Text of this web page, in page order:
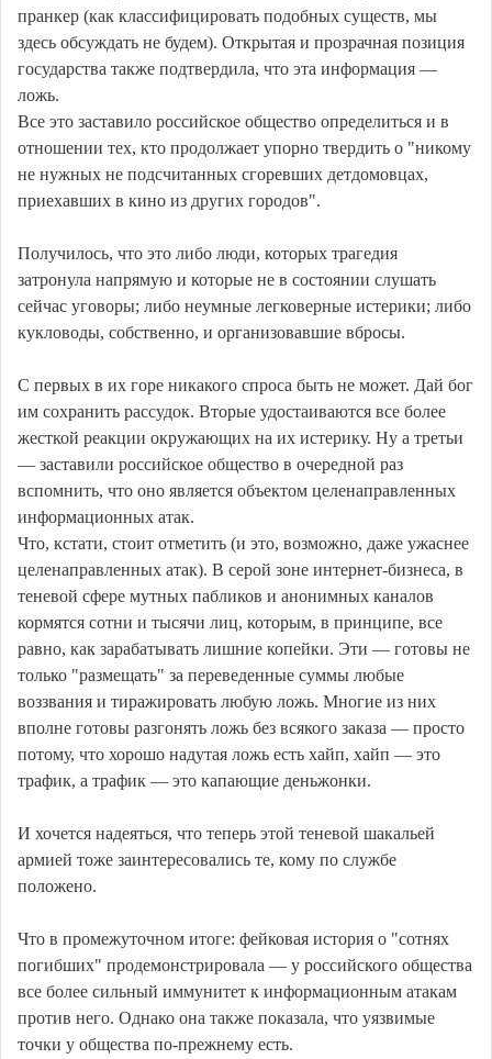
пранкер (как классифицировать подобных существ, мы
здесь обсуждать не будем). Открытая и прозрачная позиция
государства также подтвердила, что эта информация —
ложь.
Все это заставило российское общество определиться и в
отношении тех, кто продолжает упорно твердить о "никому
не нужных не подсчитанных сгоревших детдомовцах,
приехавших в кино из других городов".
Получилось, что это либо люди, которых трагедия
затронула напрямую и которые не в состоянии слушать
сейчас уговоры; либо неумные легковерные истерики; либо
кукловоды, собственно, и организовавшие вбросы.
С первых в их горе никакого спроса быть не может. Дай бог
им сохранить рассудок. Вторые удостаиваются все более
жесткой реакции окружающих на их истерику. Ну а третьи
— заставили российское общество в очередной раз
вспомнить, что оно является объектом целенаправленных
информационных атак.
Что, кстати, стоит отметить (и это, возможно, даже ужаснее
целенаправленных атак). В серой зоне интернет-бизнеса, в
теневой сфере мутных пабликов и анонимных каналов
кормятся сотни и тысячи лиц, которым, в принципе, все
равно, как зарабатывать лишние копейки. Эти — готовы не
только "размещать" за переведенные суммы любые
воззвания и тиражировать любую ложь. Многие из них
вполне готовы разгонять ложь без всякого заказа — просто
потому, что хорошо надутая ложь есть хайп, хайп — это
трафик, а трафик — это капающие деньжонки.
И хочется надеяться, что теперь этой теневой шакальей
армией тоже заинтересовались те, кому по службе
положено.
Что в промежуточном итоге: фейковая история о "сотнях
погибших" продемонстрировала — у российского общества
все более сильный иммунитет к информационным атакам
против него. Однако она также показала, что уязвимые
точки у общества по-прежнему есть.